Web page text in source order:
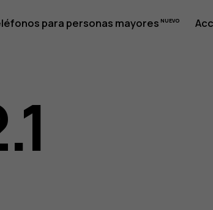
para personas mayores